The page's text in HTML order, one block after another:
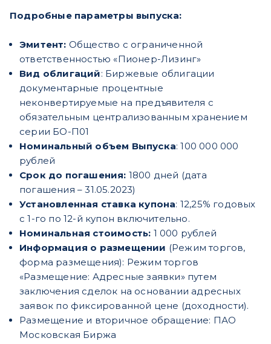
Подробные параметры выпуска:
Эмитент: Общество с ограниченной
ответственностью «Пионер-Лизинг»
Вид облигаций: Биржевые облигации
документарные процентные
неконвертируемые на предъявителя с
обязательным централизованным хранением
серии БО-П01
Номинальный объем Выпуска: 100 000 000
рублей
Срок до погашения: 1800 дней (дата
погашения – 31.05.2023)
Установленная ставка купона: 12,25% годовых
с 1-го по 12-й купон включительно.
Номинальная стоимость: 1 000 рублей
Информация о размещении (Режим торгов,
форма размещения): Режим торгов
«Размещение: Адресные заявки» путем
заключения сделок на основании адресных
заявок по фиксированной цене (доходности).
Размещение и вторичное обращение: ПАО
Московская Биржа